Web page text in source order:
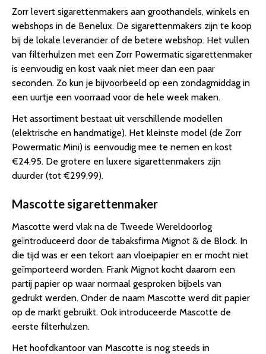
Zorr levert sigarettenmakers aan groothandels, winkels en
webshops in de Benelux. De sigarettenmakers zijn te koop
bij de lokale leverancier of de betere webshop. Het vullen
van filterhulzen met een Zorr Powermatic sigarettenmaker
is eenvoudig en kost vaak niet meer dan een paar
seconden. Zo kun je bijvoorbeeld op een zondagmiddag in
een uurtje een voorraad voor de hele week maken.
Het assortiment bestaat uit verschillende modellen
(elektrische en handmatige). Het kleinste model (de Zorr
Powermatic Mini) is eenvoudig mee te nemen en kost
€24,95. De grotere en luxere sigarettenmakers zijn
duurder (tot €299,99).
Mascotte sigarettenmaker
Mascotte werd vlak na de Tweede Wereldoorlog
geïntroduceerd door de tabaksfirma Mignot & de Block. In
die tijd was er een tekort aan vloeipapier en er mocht niet
geïmporteerd worden. Frank Mignot kocht daarom een
partij papier op waar normaal gesproken bijbels van
gedrukt werden. Onder de naam Mascotte werd dit papier
op de markt gebruikt. Ook introduceerde Mascotte de
eerste filterhulzen.
Het hoofdkantoor van Mascotte is nog steeds in